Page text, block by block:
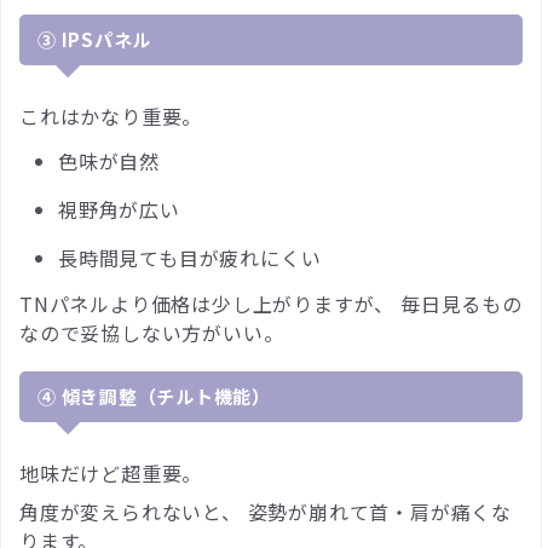
③ IPSパネル
これはかなり重要。
色味が自然
視野角が広い
長時間見ても目が疲れにくい
TNパネルより価格は少し上がりますが、 毎日見るもの
なので妥協しない方がいい。
④ 傾き調整（チルト機能）
地味だけど超重要。
角度が変えられないと、 姿勢が崩れて首・肩が痛くな
ります。